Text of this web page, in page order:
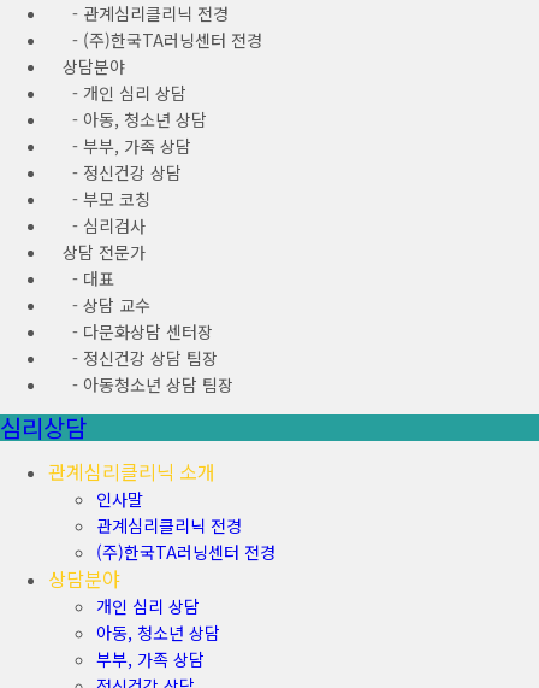
- 관계심리클리닉 전경
- (주)한국TA러닝센터 전경
상담분야
- 개인 심리 상담
- 아동, 청소년 상담
- 부부, 가족 상담
- 정신건강 상담
- 부모 코칭
- 심리검사
상담 전문가
- 대표
- 상담 교수
- 다문화상담 센터장
- 정신건강 상담 팀장
- 아동청소년 상담 팀장
심리상담
관계심리클리닉 소개
인사말
관계심리클리닉 전경
(주)한국TA러닝센터 전경
상담분야
개인 심리 상담
아동, 청소년 상담
부부, 가족 상담